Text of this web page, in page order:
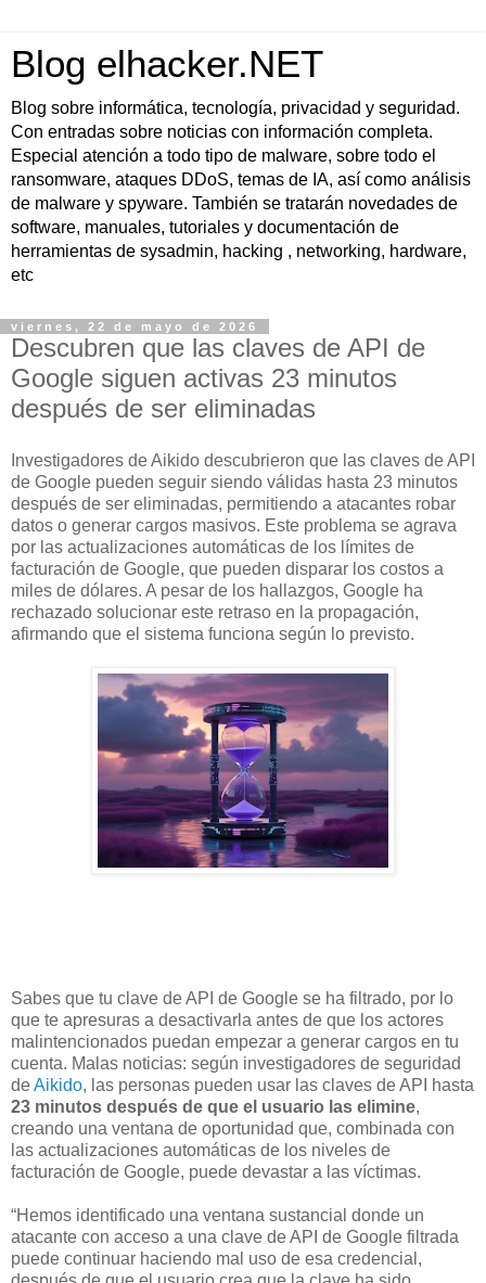
Blog elhacker.NET
Blog sobre informática, tecnología, privacidad y seguridad.
Con entradas sobre noticias con información completa.
Especial atención a todo tipo de malware, sobre todo el
ransomware, ataques DDoS, temas de IA, así como análisis
de malware y spyware. También se tratarán novedades de
software, manuales, tutoriales y documentación de
herramientas de sysadmin, hacking , networking, hardware,
etc
viernes, 22 de mayo de 2026
Descubren que las claves de API de
Google siguen activas 23 minutos
después de ser eliminadas
Investigadores de Aikido descubrieron que las claves de API
de Google pueden seguir siendo válidas hasta 23 minutos
después de ser eliminadas, permitiendo a atacantes robar
datos o generar cargos masivos. Este problema se agrava
por las actualizaciones automáticas de los límites de
facturación de Google, que pueden disparar los costos a
miles de dólares. A pesar de los hallazgos, Google ha
rechazado solucionar este retraso en la propagación,
afirmando que el sistema funciona según lo previsto.
Sabes que tu clave de API de Google se ha filtrado, por lo
que te apresuras a desactivarla antes de que los actores
malintencionados puedan empezar a generar cargos en tu
cuenta. Malas noticias: según investigadores de seguridad
deAikido, las personas pueden usar las claves de API hasta
23 minutos después de que el usuario las elimine,
creando una ventana de oportunidad que, combinada con
las actualizaciones automáticas de los niveles de
facturación de Google, puede devastar a las víctimas.
“Hemos identificado una ventana sustancial donde un
atacante con acceso a una clave de API de Google filtrada
puede continuar haciendo mal uso de esa credencial,